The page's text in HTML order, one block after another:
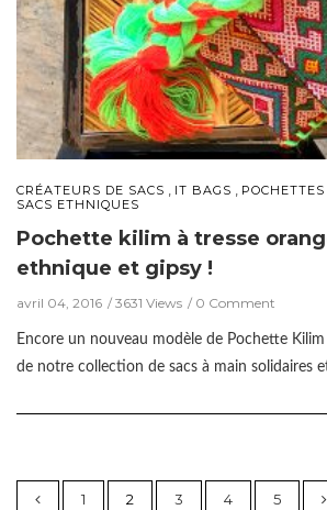
CRÉATEURS DE SACS IT BAGS
SACS ETHNIQUES
Pochette kilim à tresse
ethnique et gipsy !
avril 04, 2016 3631 Views 0 Comment
Encore un nouveau modèle de Pochette
de notre collection de sacs à main solidaires
1 2 3 4 5